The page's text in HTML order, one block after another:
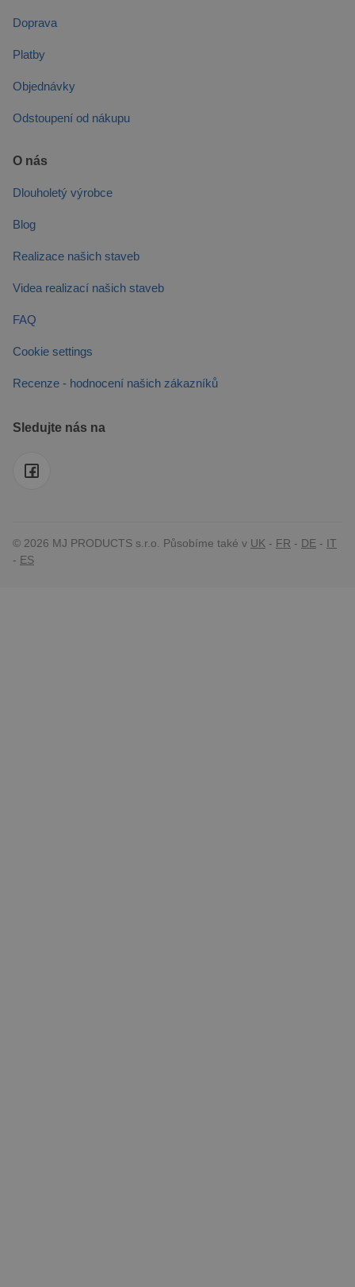
Doprava
Platby
Objednávky
Odstoupení od nákupu
O nás
Dlouholetý výrobce
Blog
Realizace našich staveb
Videa realizací našich staveb
FAQ
Cookie settings
Recenze - hodnocení našich zákazníků
Sledujte nás na
© 2026 MJ PRODUCTS s.r.o. Působíme také v UK - FR - DE - IT
- ES